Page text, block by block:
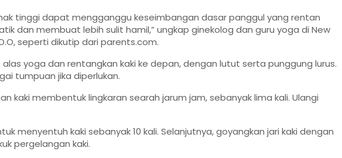
tinggi dapat mengganggu keseimbangan dasar panggul yang rentan
dan membuat lebih sulit hamil,” ungkap ginekolog dan guru yoga di New
seperti dikutip dari parents.com.
yoga dan rentangkan kaki ke depan, dengan lutut serta punggung lurus.
tumpuan jika diperlukan.
kaki membentuk lingkaran searah jarum jam, sebanyak lima kali. Ulangi
menyentuh kaki sebanyak 10 kali. Selanjutnya, goyangkan jari kaki dengan
pergelangan kaki.